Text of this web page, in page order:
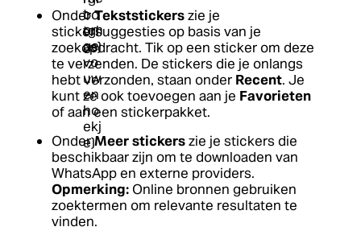
OnderTekststickerszie je
stickersuggesties op basis van je
zoekopdracht. Tik op een sticker om deze
te verzenden. De stickers die je onlangs
hebt verzonden, staan onder Recent. Je
kunt ze ook toevoegen aan je Favorieten
of aan een stickerpakket.
OnderMeer stickerszie je stickers die
beschikbaar zijn om te downloaden van
WhatsApp en externe providers.
Opmerking: Online bronnen gebruiken
zoektermen om relevante resultaten te
vinden.